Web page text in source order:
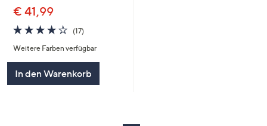
€ 41,99
3.9
von
5
(17)17
Weitere Farben verfügbar
In den Warenkorb